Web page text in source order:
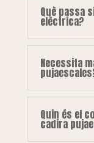
Què passa
elèctrica?
Necessita
Quin és el
cadira